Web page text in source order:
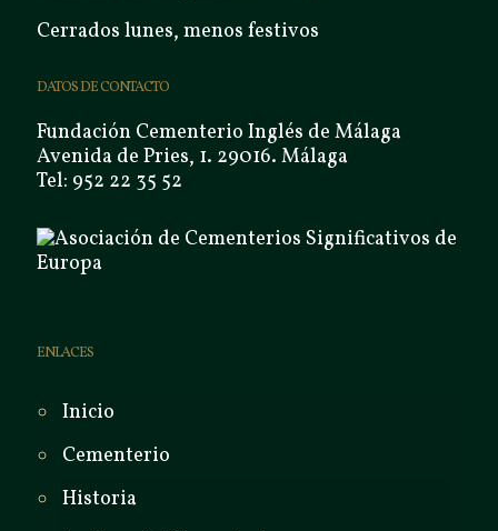
Cerrados lunes, menos festivos
DATOS DE CONTACTO
Fundación Cementerio Inglés de Málaga
Avenida de Pries, 1. 29016. Málaga
Tel: 952 22 35 52
ENLACES
Inicio
Cementerio
Historia